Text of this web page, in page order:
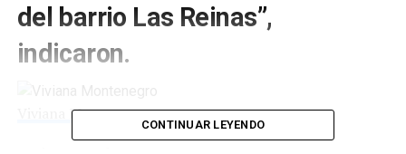
del barrio Las Reinas”,
indicaron.
Viviana Montenegro
CONTINUAR LEYENDO